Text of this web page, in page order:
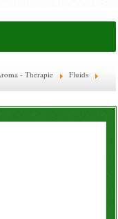
- Therapie
Fluids